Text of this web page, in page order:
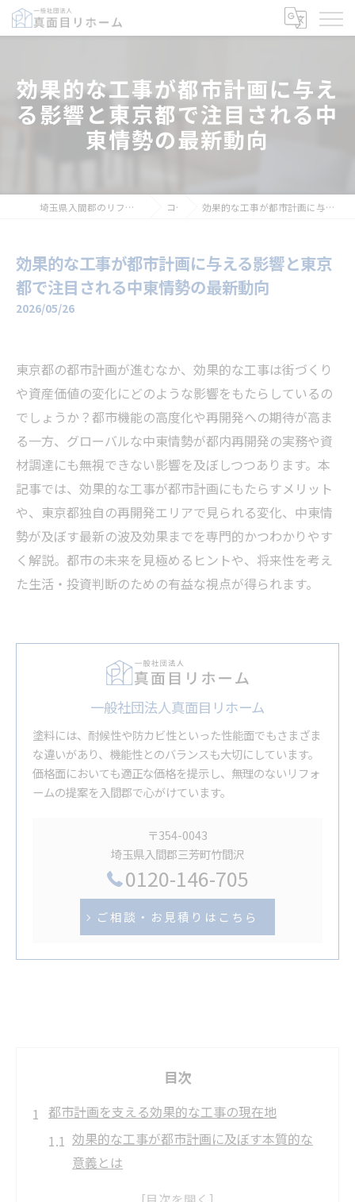
効果的な工事が都市計画に与え
る影響と東京都で注目される中
東情勢の最新動向
埼玉県入間郡のリフォームなら一般社団法人真面目リホーム コラム 効果的な工事が都市計画に与える影響と東京都で注目される中東情勢の最新動向
効果的な工事が都市計画に与える影響と東京
都で注目される中東情勢の最新動向
2026/05/26
東京都の都市計画が進むなか、効果的な工事は街づくり
や資産価値の変化にどのような影響をもたらしているの
でしょうか？都市機能の高度化や再開発への期待が高ま
る一方、グローバルな中東情勢が都内再開発の実務や資
材調達にも無視できない影響を及ぼしつつあります。本
記事では、効果的な工事が都市計画にもたらすメリット
や、東京都独自の再開発エリアで見られる変化、中東情
勢が及ぼす最新の波及効果までを専門的かつわかりやす
く解説。都市の未来を見極めるヒントや、将来性を考え
た生活・投資判断のための有益な視点が得られます。
一般社団法人真面目リホーム
塗料には、耐候性や防カビ性といった性能面でもさまざま
な違いがあり、機能性とのバランスも大切にしています。
価格面においても適正な価格を提示し、無理のないリフォ
ームの提案を入間郡で心がけています。
〒354-0043
埼玉県入間郡三芳町竹間沢
0120-146-705
ご相談・お見積りはこちら
目次
都市計画を支える効果的な工事の現在地
効果的な工事が都市計画に及ぼす本質的な
意義とは
東京都で求められる効果的な工事の最新動